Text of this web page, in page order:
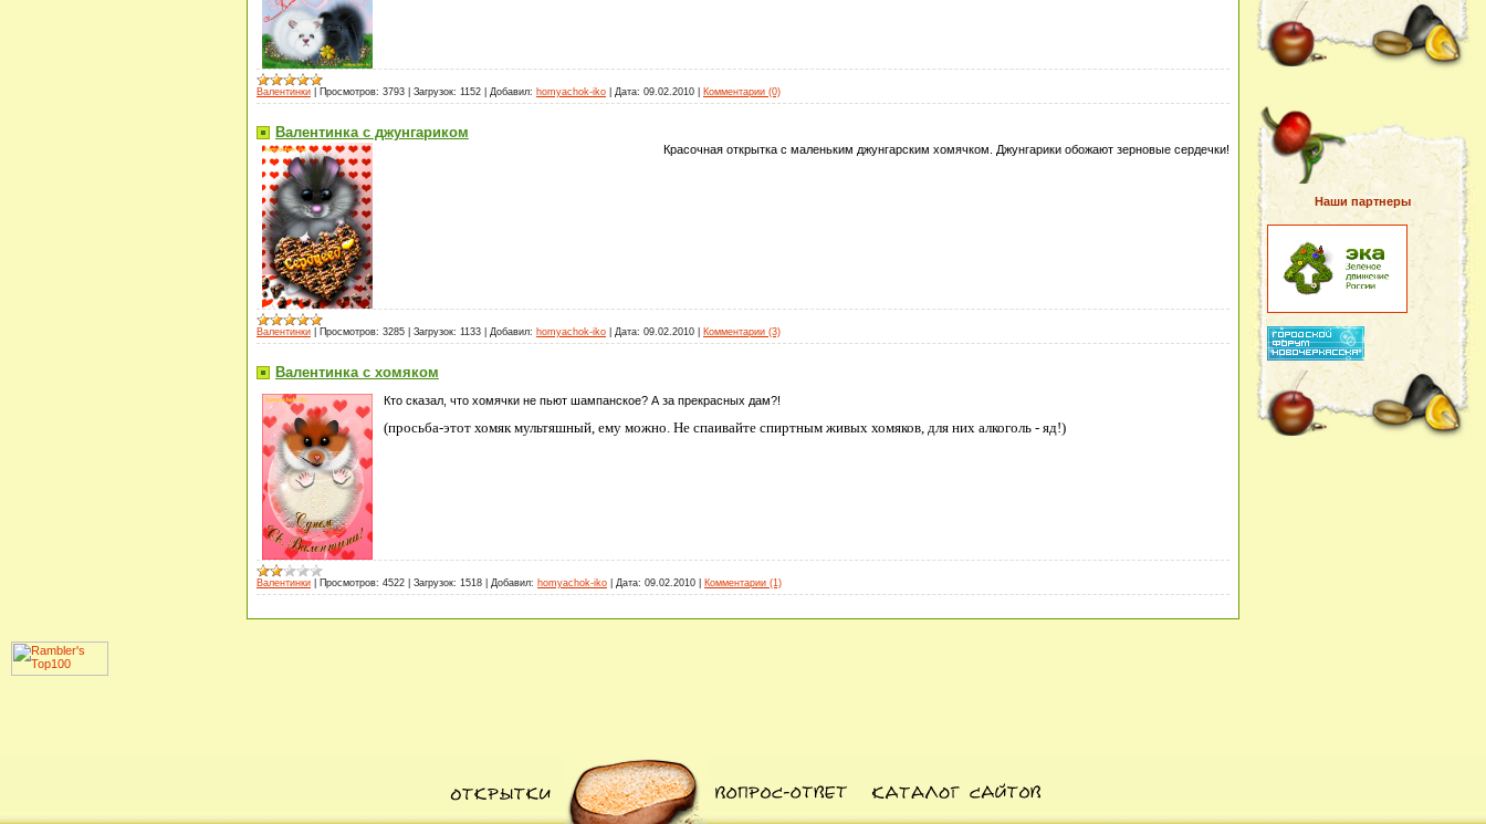
Валентинки Просмотров: 3793 Загрузок: 1152 Добавил: homyachok-iko Дата: 09.02.2010 Комментарии (0)
Валентинка с джунгариком
Красочная открытка с маленьким джунгарским хомячком. Джунгарики обожают зерновые сердечки!
Валентинки Просмотров: 3285 Загрузок: 1133 Добавил: homyachok-iko Дата: 09.02.2010 Комментарии (3)
Валентинка с хомяком
Кто сказал, что хомячки не пьют шампанское? А за прекрасных дам?!
(просьба-этот хомяк мультяшный, ему можно. Не спаивайте спиртным живых хомяков, для них алкоголь - яд!)
Валентинки Просмотров: 4522 Загрузок: 1518 Добавил: homyachok-iko Дата: 09.02.2010 Комментарии (1)
Наши партнеры